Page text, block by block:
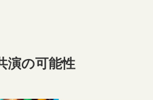
演の可能性